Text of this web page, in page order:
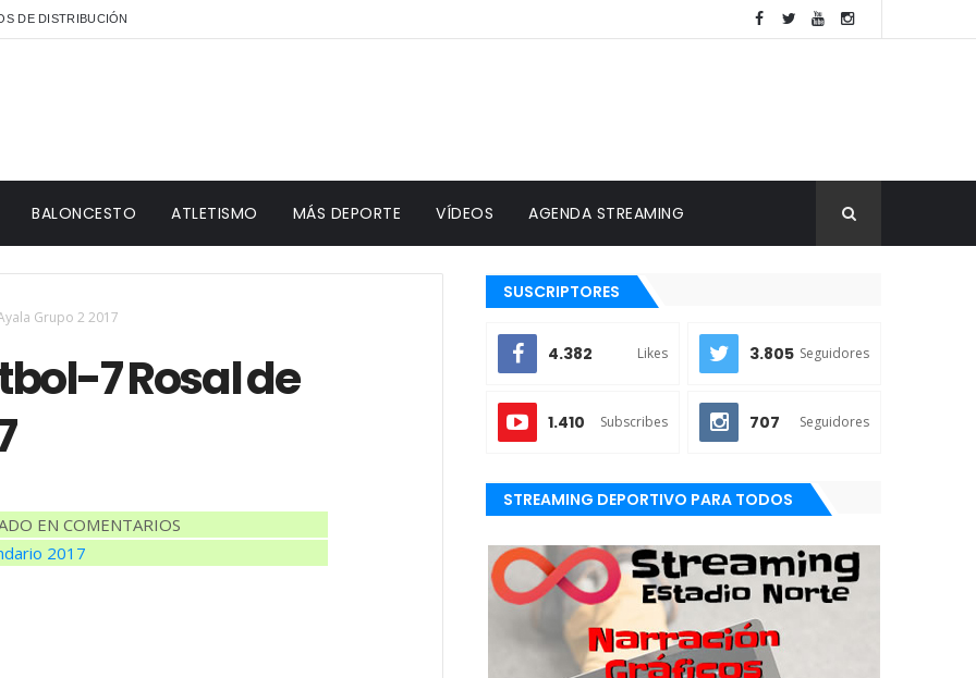
DE DISTRIBUCIÓN
BALONCESTO ATLETISMO MÁS DEPORTE VÍDEOS AGENDA STREAMING
Grupo 2 2017
7 Rosal de
EN COMENTARIOS
2017
SUSCRIPTORES
4.382 Likes 3.805 Seguidores
1.410 Subscribes 707 Seguidores
STREAMING DEPORTIVO PARA TODOS